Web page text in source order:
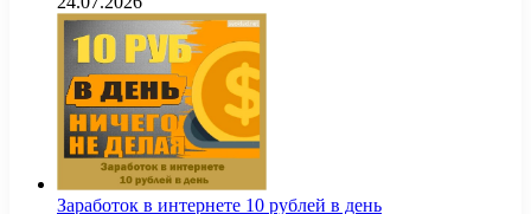
Заработок в интернете 10 рублей в день